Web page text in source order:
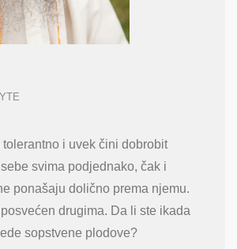
tolerantno i uvek čini dobrobit
svima podjednako, čak i
ponašaju dolično prema njemu.
drugima. Da li ste ikada
sopstvene plodove?